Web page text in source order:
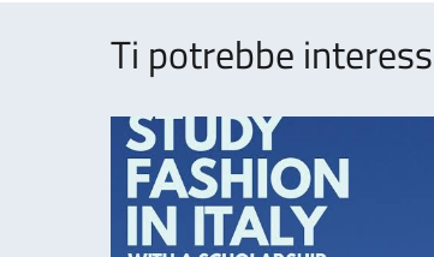
Ti potrebbe